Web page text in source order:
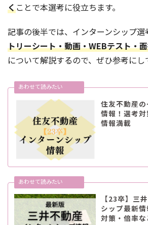
くことで本選考に役立ちます。
記事の後半では、インターンシップ選
トリーシート・動画・WEBテスト・
について解説するので、ぜひ参考にし
住友不動産
情報！選考
情報満載
【23卒】三
シップ最新
対策・倍率な